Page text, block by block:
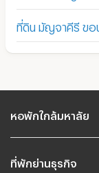
ที่ดิน มัญจาคีรี ขอ
หอพักใกล้มหาลัย
ที่พักย่านธุรกิจ